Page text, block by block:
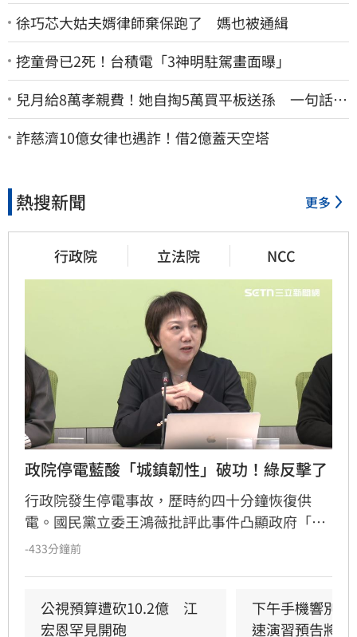
徐巧芯大姑夫婿律師棄保跑了 媽也被通緝
挖童骨已2死！台積電「3神明駐駕畫面曝」
兒月給8萬孝親費！她自掏5萬買平板送孫 一句話愣
原地「傷心不已」
詐慈濟10億女律也遇詐！借2億蓋天空塔
熱搜新聞 更多
行政院 立法院 NCC
政院停電藍酸「城鎮韌性」破功！綠反擊了
行政院發生停電事故，歷時約四十分鐘恢復供
電。國民黨立委王鴻薇批評此事件凸顯政府「城
鎮韌性」政策存在嚴重漏洞，備援電力未能即時
審查預算時大砍數發部「數位韌性」相關經費，
呼籲若重視韌性，應給予行政院業務費足夠支
-433分鐘前
公視預算遭砍10.2億　江
宏恩罕見開砲
下午手機響別
速演習預告將登